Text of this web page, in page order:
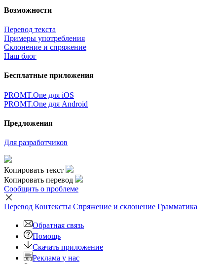
Возможности
Перевод текста
Примеры употребления
Склонение и спряжение
Наш блог
Бесплатные приложения
PROMT.One для iOS
PROMT.One для Android
Предложения
Для разработчиков
Копировать текст
Копировать перевод
Сообщить о проблеме
Перевод Контексты Спряжение и склонение Грамматика
Обратная связь
Помощь
Скачать приложение
Реклама у нас